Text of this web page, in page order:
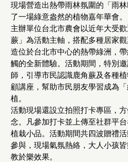
現場營造出熱帶雨林氛圍的「雨
了一場綠意盎然的植物嘉年華會。
主辦單位台北市農會以近年大受
蕨」為活動主軸，搭配多種居家
造位於台北市中心的熱帶綠洲，
觸的全新體驗。活動期間，特別
師，引導市民認識鹿角蕨及各種
顧講座，幫助市民朋友學習成為
植。
活動現場還設立拍照打卡專區，
念。凡參加打卡並上傳至社群平
植栽小品。活動期間共四波贈禮
參與，現場氣氛熱絡，大人小孩
教於樂效果。